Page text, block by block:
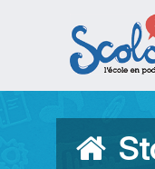
Aller au contenu